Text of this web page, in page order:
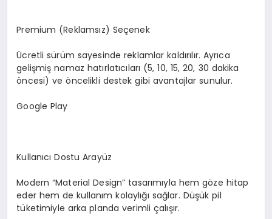
Premium (Reklamsız) Seçenek
Ücretli sürüm sayesinde reklamlar kaldırılır. Ayrıca
gelişmiş namaz hatırlatıcıları (5, 10, 15, 20, 30 dakika
öncesi) ve öncelikli destek gibi avantajlar sunulur.
Google Play
Kullanıcı Dostu Arayüz
Modern “Material Design” tasarımıyla hem göze hitap
eder hem de kullanım kolaylığı sağlar. Düşük pil
tüketimiyle arka planda verimli çalışır.